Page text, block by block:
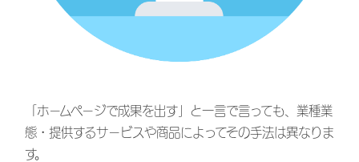
「ホームページで成果を出す」と一言で言っても、業種業
態・提供するサービスや商品によってその手法は異なりま
す。